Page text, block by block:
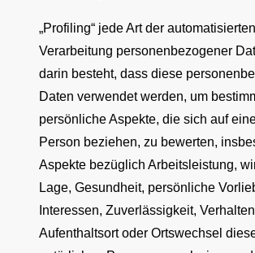
„Profiling“ jede Art der automatisierten
Verarbeitung personenbezogener
darin besteht, dass diese
Daten verwendet werden, um
persönliche Aspekte, die sich auf
Person beziehen, zu bewerten,
Aspekte bezüglich Arbeitsleistung,
Lage, Gesundheit, persönliche
Interessen, Zuverlässigkeit,
Aufenthaltsort oder Ortswechsel